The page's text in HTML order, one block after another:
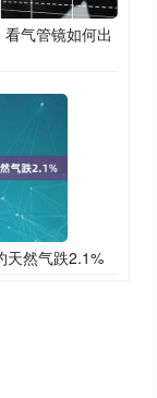
气管镜如何出
天然气跌2.1%